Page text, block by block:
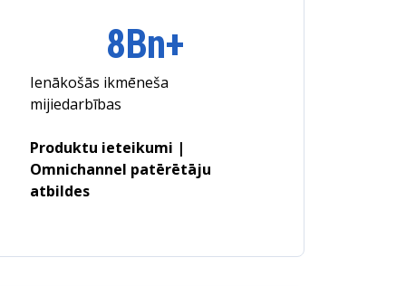
8Bn+
Ienākošās ikmēneša
mijiedarbības
Produktu ieteikumi |
Omnichannel patērētāju
atbildes